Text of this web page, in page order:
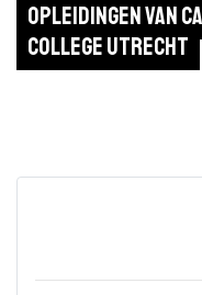
Opleidingen van
College Utrecht